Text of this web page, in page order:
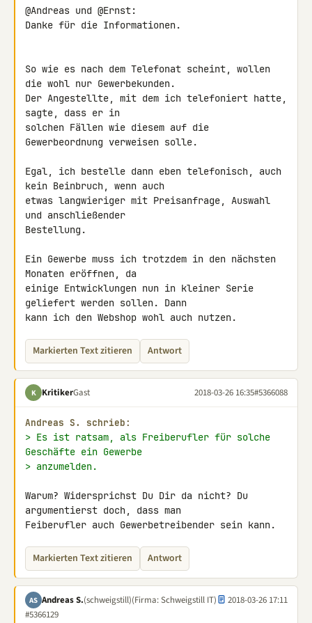
@Andreas und @Ernst:
Danke für die Informationen.
So wie es nach dem Telefonat scheint, wollen
die wohl nur Gewerbekunden.
Der Angestellte, mit dem ich telefoniert hatte,
sagte, dass er in
solchen Fällen wie diesem auf die
Gewerbeordnung verweisen solle.
Egal, ich bestelle dann eben telefonisch, auch
kein Beinbruch, wenn auch
etwas langwieriger mit Preisanfrage, Auswahl
und anschließender
Bestellung.
Ein Gewerbe muss ich trotzdem in den nächsten
Monaten eröffnen, da
einige Entwicklungen nun in kleiner Serie
geliefert werden sollen. Dann
kann ich den Webshop wohl auch nutzen.
Markierten Text zitieren Antwort
K KritikerGast 2018-03-26 16:35#5366088
Andreas S. schrieb:
> Es ist ratsam, als Freiberufler für solche
Geschäfte ein Gewerbe
> anzumelden.
Warum? Widersprichst Du Dir da nicht? Du
argumentierst doch, dass man
Feiberufler auch Gewerbetreibender sein kann.
Markierten Text zitieren Antwort
AS Andreas S.(schweigstill)(Firma: Schweigstill IT)
2018-03-26 17:11
#5366129